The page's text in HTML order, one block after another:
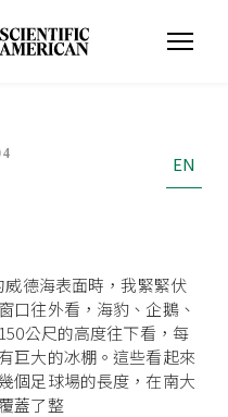
EN
德海表面時，我緊緊伏
口往外看，海豹、企鵝、
公尺的高度往下看，每
巨大的冰棚。這些看起來
個足球場的長度，在南大
蓋了整